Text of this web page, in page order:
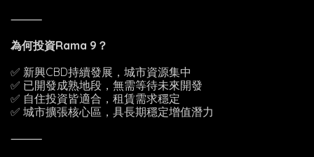
⸻
為何投資Rama 9？
✅ 新興CBD持續發展，城市資源集中
✅ 已開發成熟地段，無需等待未來開發
✅ 自住投資皆適合，租賃需求穩定
✅ 城市擴張核心區，具長期穩定增值潛力
⸻